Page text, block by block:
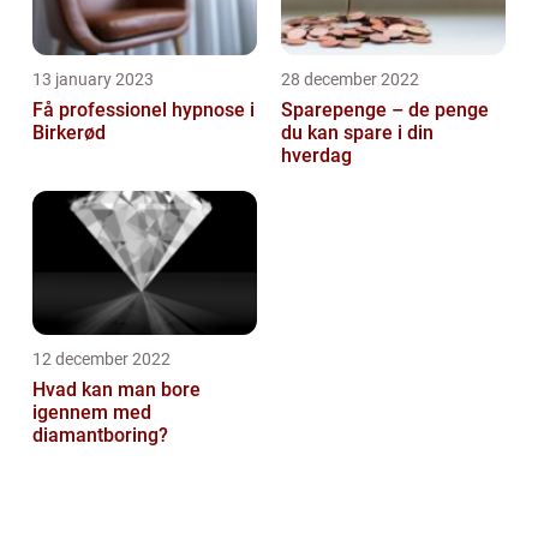
13 january 2023
Få professionel hypnose i
Birkerød
28 december 2022
Sparepenge – de penge
du kan spare i din
hverdag
12 december 2022
Hvad kan man bore
igennem med
diamantboring?